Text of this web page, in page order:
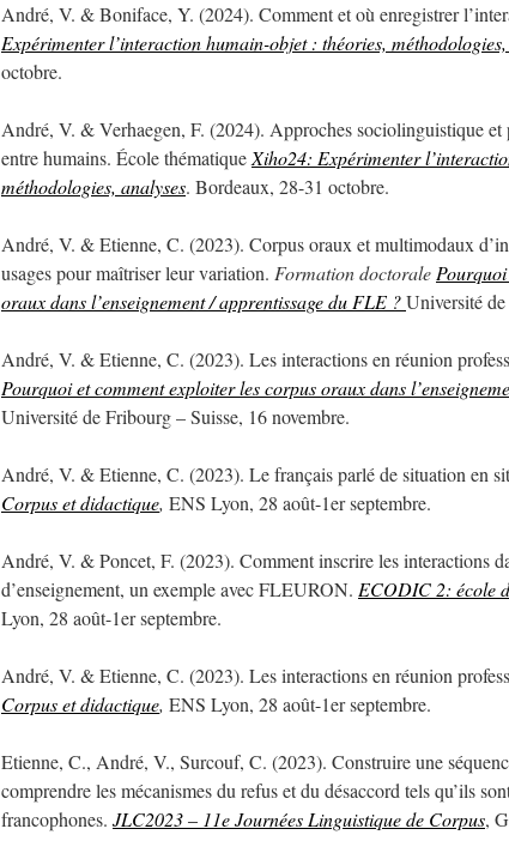
André, V. & Boniface, Y. (2024). Comment et où enregistrer
Expérimenter l’interaction humain-objet : théories,
octobre.
André, V. & Verhaegen, F. (2024). Approches sociolinguistique et
entre humains. École thématique Xiho24: Expérimenter
méthodologies, analyses. Bordeaux, 28-31 octobre.
André, V. & Etienne, C. (2023). Corpus oraux et multimodaux
usages pour maîtriser leur variation. Formation doctorale
oraux dans l’enseignement / apprentissage du FLE ?Université
André, V. & Etienne, C. (2023). Les interactions en réunion
Pourquoi et comment exploiter les corpus oraux dans
Université de Fribourg – Suisse, 16 novembre.
André, V. & Etienne, C. (2023). Le français parlé de situation en
Corpus et didactique, ENS Lyon, 28 août-1er septembre.
André, V. & Poncet, F. (2023). Comment inscrire les interactions
d’enseignement, un exemple avec FLEURON. ECODIC 2: école
Lyon, 28 août-1er septembre.
André, V. & Etienne, C. (2023). Les interactions en réunion
Corpus et didactique, ENS Lyon, 28 août-1er septembre.
Etienne, C., André, V., Surcouf, C. (2023). Construire une
comprendre les mécanismes du refus et du désaccord tels qu’ils
francophones. JLC2023 – 11e Journées Linguistique de Corpus,